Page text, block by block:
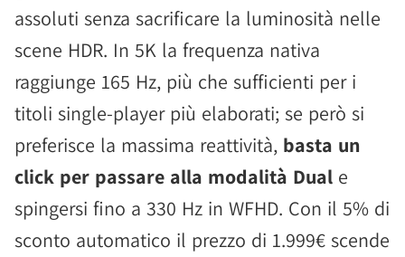
assoluti senza sacrificare la luminosità nelle
scene HDR. In 5K la frequenza nativa
raggiunge 165 Hz, più che sufficienti per i
titoli single-player più elaborati; se però si
preferisce la massima reattività, basta un
click per passare alla modalità Dual e
spingersi fino a 330 Hz in WFHD. Con il 5% di
sconto automatico il prezzo di 1.999€ scende